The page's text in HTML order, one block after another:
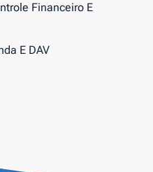
Financeiro E
E DAV